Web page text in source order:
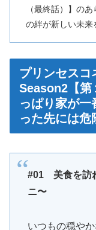
（最終話）】の
の絆が新しい未来
プリンセス
Season2【
っぱり家が一
った先には危
#01 美食を訪
ニ〜
いつもの穏や